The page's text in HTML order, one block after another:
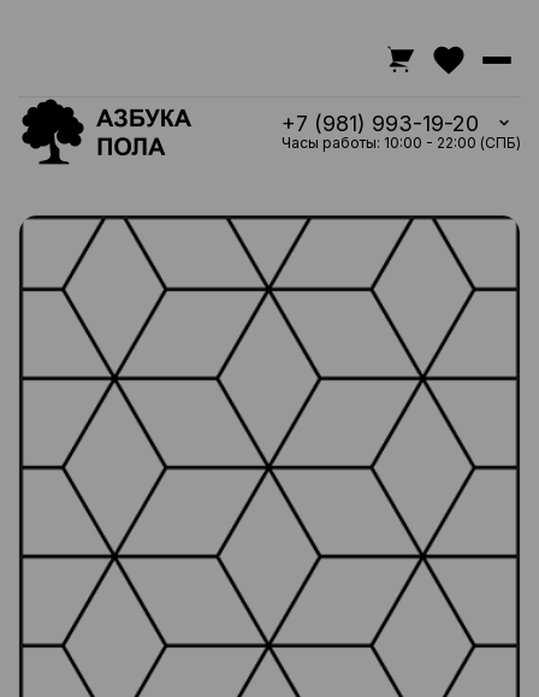
+7 (981) 993-19-20
Часы работы: 10:00 - 22:00 (СПБ)